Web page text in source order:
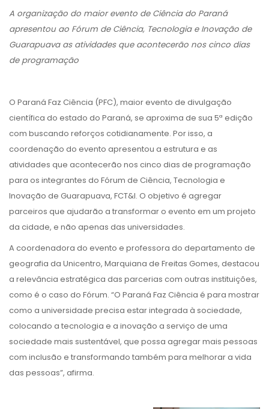
A organização do maior evento de Ciência do Paraná
apresentou ao Fórum de Ciência, Tecnologia e Inovação de
Guarapuava as atividades que acontecerão nos cinco dias
de programação
O Paraná Faz Ciência (PFC), maior evento de divulgação
científica do estado do Paraná, se aproxima de sua 5ª edição
com buscando reforços cotidianamente. Por isso, a
coordenação do evento apresentou a estrutura e as
atividades que acontecerão nos cinco dias de programação
para os integrantes do Fórum de Ciência, Tecnologia e
Inovação de Guarapuava, FCT&I. O objetivo é agregar
parceiros que ajudarão a transformar o evento em um projeto
da cidade, e não apenas das universidades.
A coordenadora do evento e professora do departamento de
geografia da Unicentro, Marquiana de Freitas Gomes, destacou
a relevância estratégica das parcerias com outras instituições,
como é o caso do Fórum. “O Paraná Faz Ciência é para mostrar
como a universidade precisa estar integrada à sociedade,
colocando a tecnologia e a inovação a serviço de uma
sociedade mais sustentável, que possa agregar mais pessoas
com inclusão e transformando também para melhorar a vida
das pessoas”, afirma.